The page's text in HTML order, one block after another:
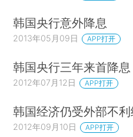
韩国央行意外降息
2013年05月09日 APP打开
韩国央行三年来首降息
2012年07月12日 APP打开
韩国经济仍受外部不
2012年09月10日 APP打开